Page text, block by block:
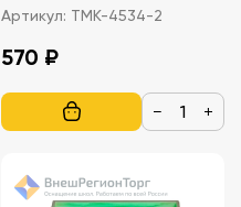
Артикул: ТМК-4534-2
570 ₽
− +